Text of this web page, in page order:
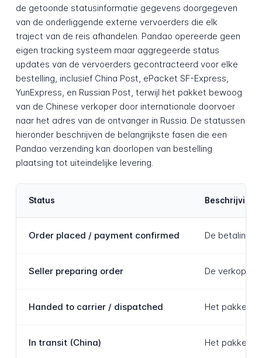
de getoonde statusinformatie gegevens doorgegeven
van de onderliggende externe vervoerders die elk
traject van de reis afhandelen. Pandao opereerde geen
eigen tracking systeem maar aggregeerde status
updates van de vervoerders gecontracteerd voor elke
bestelling, inclusief China Post, ePacket SF-Express,
YunExpress, en Russian Post, terwijl het pakket bewoog
van de Chinese verkoper door internationale doorvoer
naar het adres van de ontvanger in Russia. De statussen
hieronder beschrijven de belangrijkste fasen die een
Pandao verzending kan doorlopen van bestelling
plaatsing tot uiteindelijke levering.
Status Beschrijving
Order placed / payment confirmed De betaling
Seller preparing order De verkoper
Handed to carrier / dispatched Het pakket is
In transit (China) Het pakket